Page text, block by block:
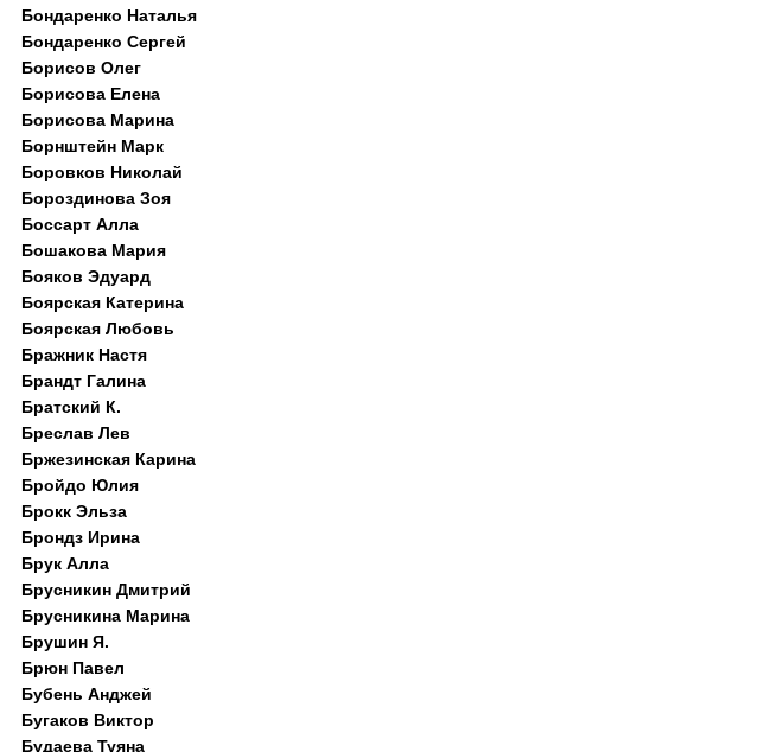
Бондаренко Наталья
Бондаренко Сергей
Борисов Олег
Борисова Елена
Борисова Марина
Борнштейн Марк
Боровков Николай
Бороздинова Зоя
Боссарт Алла
Бошакова Мария
Бояков Эдуард
Боярская Катерина
Боярская Любовь
Бражник Настя
Брандт Галина
Братский К.
Бреслав Лев
Бржезинская Карина
Бройдо Юлия
Брокк Эльза
Брондз Ирина
Брук Алла
Брусникин Дмитрий
Брусникина Марина
Брушин Я.
Брюн Павел
Бубень Анджей
Бугаков Виктор
Будаева Туяна